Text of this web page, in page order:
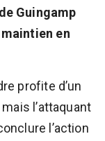
Guingamp
en
profite d’un
l’attaquant
l’action